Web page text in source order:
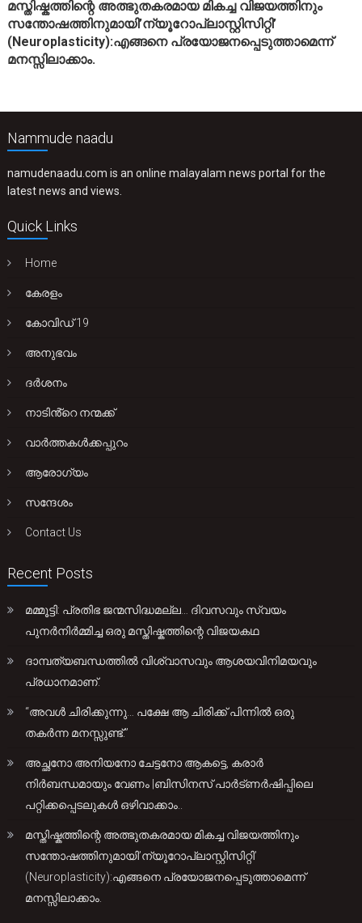
മസ്തിഷ്കത്തിന്റെ അത്ഭുതകരമായ മികച്ച വിജയത്തിനും
സന്തോഷത്തിനുമായി’ന്യൂറോപ്ലാസ്റ്റിസിറ്റി’
(Neuroplasticity):എങ്ങനെ പ്രയോജനപ്പെടുത്താമെന്ന്
മനസ്സിലാക്കാം.
Nammude naadu
namudenaadu.com is an online malayalam news portal for the
latest news and views.
Quick Links
Home
കേരളം
കോവിഡ് 19
അനുഭവം
ദർശനം
നാടിൻ്റെ നന്മക്ക്
വാർത്തകൾക്കപ്പുറം
ആരോഗ്യം
സന്ദേശം
Contact Us
Recent Posts
മമ്മൂട്ടി: പ്രതിഭ ജന്മസിദ്ധമല്ല… ദിവസവും സ്വയം
പുനർനിർമ്മിച്ച ഒരു മസ്തിഷ്കത്തിന്റെ വിജയകഥ
ദാമ്പത്യബന്ധത്തിൽ വിശ്വാസവും ആശയവിനിമയവും
പ്രധാനമാണ്.
“അവൾ ചിരിക്കുന്നു… പക്ഷേ ആ ചിരിക്ക് പിന്നിൽ ഒരു
തകർന്ന മനസ്സുണ്ട്.”
അച്ഛനോ അനിയനോ ചേട്ടനോ ആകട്ടെ, കരാർ
നിർബന്ധമായും വേണം |ബിസിനസ് പാർട്ണർഷിപ്പിലെ
പറ്റിക്കപ്പെടലുകൾ ഒഴിവാക്കാം..
മസ്തിഷ്കത്തിന്റെ അത്ഭുതകരമായ മികച്ച വിജയത്തിനും
സന്തോഷത്തിനുമായി’ന്യൂറോപ്ലാസ്റ്റിസിറ്റി’
(Neuroplasticity):എങ്ങനെ പ്രയോജനപ്പെടുത്താമെന്ന്
മനസ്സിലാക്കാം.